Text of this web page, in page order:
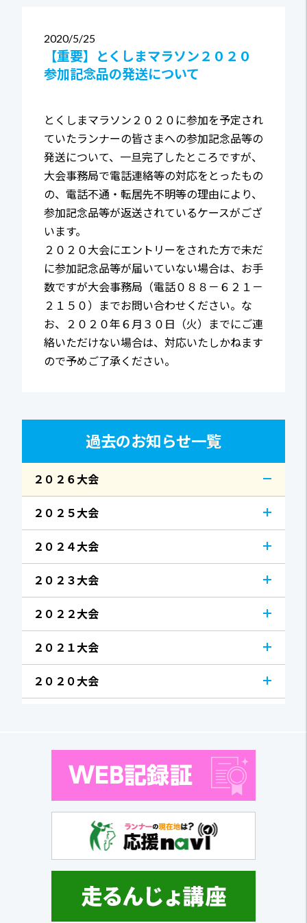
2020 5/25
【重要】とくしまマラソン２０２０
参加記念品の発送について
とくしまマラソン２０２０に参加を予定され
ていたランナーの皆さまへの参加記念品等の
発送について、一旦完了したところですが、
大会事務局で電話連絡等の対応をとったもの
の、電話不通・転居先不明等の理由により、
参加記念品等が返送されているケースがござ
います。
２０２０大会にエントリーをされた方で未だ
に参加記念品等が届いていない場合は、お手
数ですが大会事務局（電話０８８－６２１－
２１５０）までお問い合わせください。な
お、２０２０年６月３０日（火）までにご連
絡いただけない場合は、対応いたしかねます
ので予めご了承ください。
過去のお知らせ一覧
２０２６大会
２０２５大会
２０２４大会
２０２３大会
２０２２大会
２０２１大会
２０２０大会